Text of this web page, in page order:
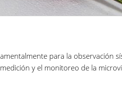
para la observación
y el monitoreo de la